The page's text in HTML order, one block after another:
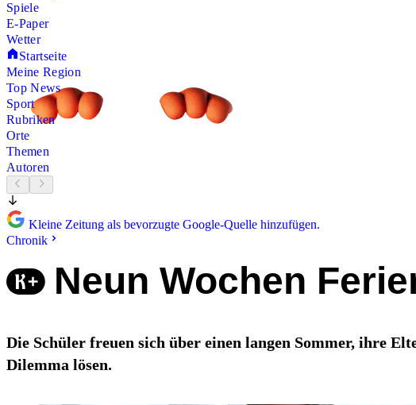
Spiele
E-Paper
Wetter
Startseite
Meine Region
Top News
Sport
Rubriken
Orte
Themen
Autoren
Kleine Zeitung als bevorzugte Google-Quelle hinzufügen.
Chronik
Neun Wochen
Die Schüler freuen sich über einen langen Sommer, ihre
Dilemma lösen.